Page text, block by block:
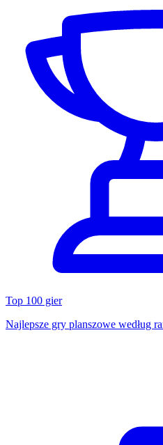
Top 100 gier
Najlepsze gry planszowe według